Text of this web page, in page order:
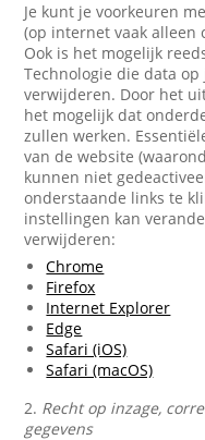
Je kunt je voorkeuren
(op internet vaak alleen
Ook is het mogelijk
Technologie die data
verwijderen. Door het
het mogelijk dat
zullen werken.
van de website
kunnen niet
onderstaande links te
instellingen kan
verwijderen:
Chrome
Firefox
Internet Explorer
Edge
Safari (iOS)
Safari (macOS)
2. Recht op inzage,
gegevens